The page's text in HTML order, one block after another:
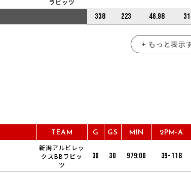
ラビッツ
338 223 46.98
+ もっと表示
TEAM G GS MIN 2PM-A
新潟アルビレッ
クスBBラビッ
ツ
30 30 979:00 39-118